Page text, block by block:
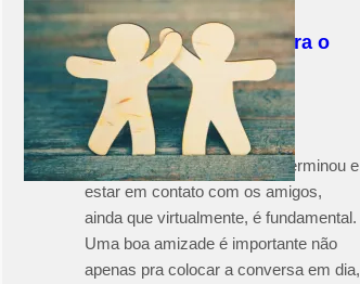
Ter amigos faz bem para o
coração e até evita a
depressão
O cenário de pandemia não terminou e
estar em contato com os amigos,
ainda que virtualmente, é fundamental.
Uma boa amizade é importante não
apenas pra colocar a conversa em dia,